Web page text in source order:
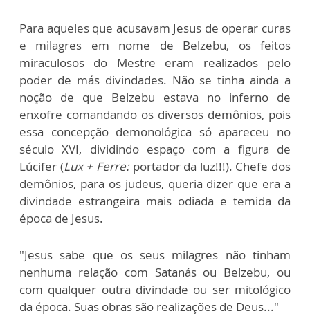
Para aqueles que acusavam Jesus de operar curas
e milagres em nome de Belzebu, os feitos
miraculosos do Mestre eram realizados pelo
poder de más divindades. Não se tinha ainda a
noção de que Belzebu estava no inferno de
enxofre comandando os diversos demônios, pois
essa concepção demonológica só apareceu no
século XVI, dividindo espaço com a figura de
Lúcifer (Lux + Ferre: portador da luz!!!). Chefe dos
demônios, para os judeus, queria dizer que era a
divindade estrangeira mais odiada e temida da
época de Jesus.
"Jesus sabe que os seus milagres não tinham
nenhuma relação com Satanás ou Belzebu, ou
com qualquer outra divindade ou ser mitológico
da época. Suas obras são realizações de Deus..."